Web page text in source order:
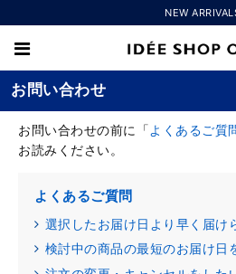
NEW
お問い合わせ
お問い合わせの前に「よくあるご質
お読みください。
よくあるご質問
選択したお届け日より早く届け
検討中の商品の最短のお届け日